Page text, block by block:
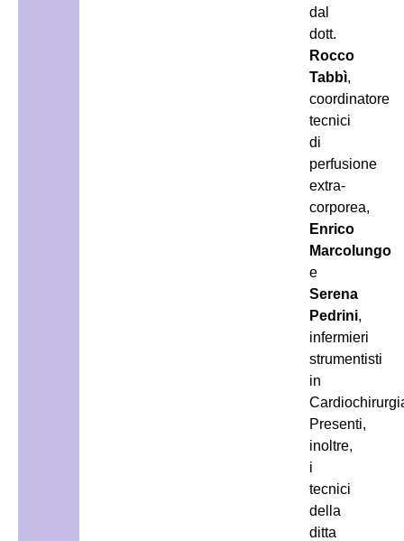
dal
dott.
Rocco
Tabbì,
coordinatore
tecnici
di
perfusione
extra-
corporea,
Enrico
Marcolungo
e
Serena
Pedrini,
infermieri
strumentisti
in
Presenti,
inoltre,
i
tecnici
della
ditta